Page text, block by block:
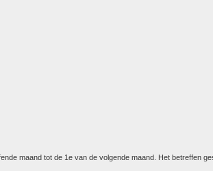
maand tot de 1e van de volgende maand. Het betreffen